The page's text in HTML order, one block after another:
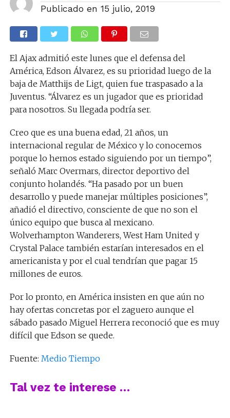
Publicado en 15 julio, 2019
El Ajax admitió este lunes que el defensa del
América, Edson Álvarez, es su prioridad luego de la
baja de Matthijs de Ligt, quien fue traspasado a la
Juventus. “Álvarez es un jugador que es prioridad
para nosotros. Su llegada podría ser.
Creo que es una buena edad, 21 años, un
internacional regular de México y lo conocemos
porque lo hemos estado siguiendo por un tiempo”,
señaló Marc Overmars, director deportivo del
conjunto holandés. “Ha pasado por un buen
desarrollo y puede manejar múltiples posiciones”,
añadió el directivo, consciente de que no son el
único equipo que busca al mexicano.
Wolverhampton Wanderers, West Ham United y
Crystal Palace también estarían interesados en el
americanista y por el cual tendrían que pagar 15
millones de euros.
Por lo pronto, en América insisten en que aún no
hay ofertas concretas por el zaguero aunque el
sábado pasado Miguel Herrera reconoció que es muy
difícil que Edson se quede.
Fuente: Medio Tiempo
Tal vez te interese …